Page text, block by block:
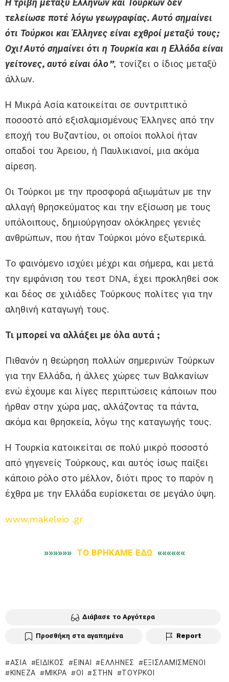
Η τριβή μεταξύ Ελλήνων και Τούρκων δεν
τελείωσε ποτέ λόγω γεωγραφίας. Αυτό σημαίνει
ότι Τούρκοι και Έλληνες είναι εχθροί μεταξύ τους;
Οχι! Αυτό σημαίνει ότι η Τουρκία και η Ελλάδα είναι
γείτονες, αυτό είναι όλο”, τονίζει ο ίδιος μεταξύ
άλλων.
Η Μικρά Ασία κατοικείται σε συντριπτικό
ποσοστό από εξισλαμισμένους Έλληνες από την
εποχή του Βυζαντίου, οι οποίοι πολλοί ήταν
οπαδοί του Άρειου, ή Παυλικιανοί, μια ακόμα
αίρεση.
Οι Τούρκοι με την προσφορά αξιωμάτων με την
αλλαγή θρησκεύματος και την εξίσωση με τους
υπόλοιπους, δημιούργησαν ολόκληρες γενιές
ανθρώπων, που ήταν Τούρκοι μόνο εξωτερικά.
Το φαινόμενο ισχύει μέχρι και σήμερα, και μετά
την εμφάνιση του τεστ DNA, έχει προκληθεί σοκ
και δέος σε χιλιάδες Τούρκους πολίτες για την
αληθινή καταγωγή τους.
Τι μπορεί να αλλάξει με όλα αυτά ;
Πιθανόν η θεώρηση πολλών σημερινών Τούρκων
για την Ελλάδα, ή άλλες χώρες των Βαλκανίων
ενώ έχουμε και λίγες περιπτώσεις κάποιων που
ήρθαν στην χώρα μας, αλλάζοντας τα πάντα,
ακόμα και θρησκεία, λόγω της καταγωγής τους.
Η Τουρκία κατοικείται σε πολύ μικρό ποσοστό
από γηγενείς Τούρκους, και αυτός ίσως παίξει
κάποιο ρόλο στο μέλλον, διότι προς το παρόν η
έχθρα με την Ελλάδα ευρίσκεται σε μεγάλο ύψη.
www.makeleio .gr
»»»»»» ΤΟ ΒΡΗΚΑΜΕ ΕΔΩ ««««««
Διάβασε το Αργότερα
Προσθήκη στα αγαπημένα Report
ΑΣΊΑ ΕΙΔΙΚΌΣ ΕΊΝΑΙ ΈΛΛΗΝΕΣ
ΕΞΙΣΛΑΜΙΣΜΈΝΟΙ
ΚΙΝΈΖΑ
ΜΙΚΡΆ ΟΙ ΣΤΗΝ ΤΟΎΡΚΟΙ